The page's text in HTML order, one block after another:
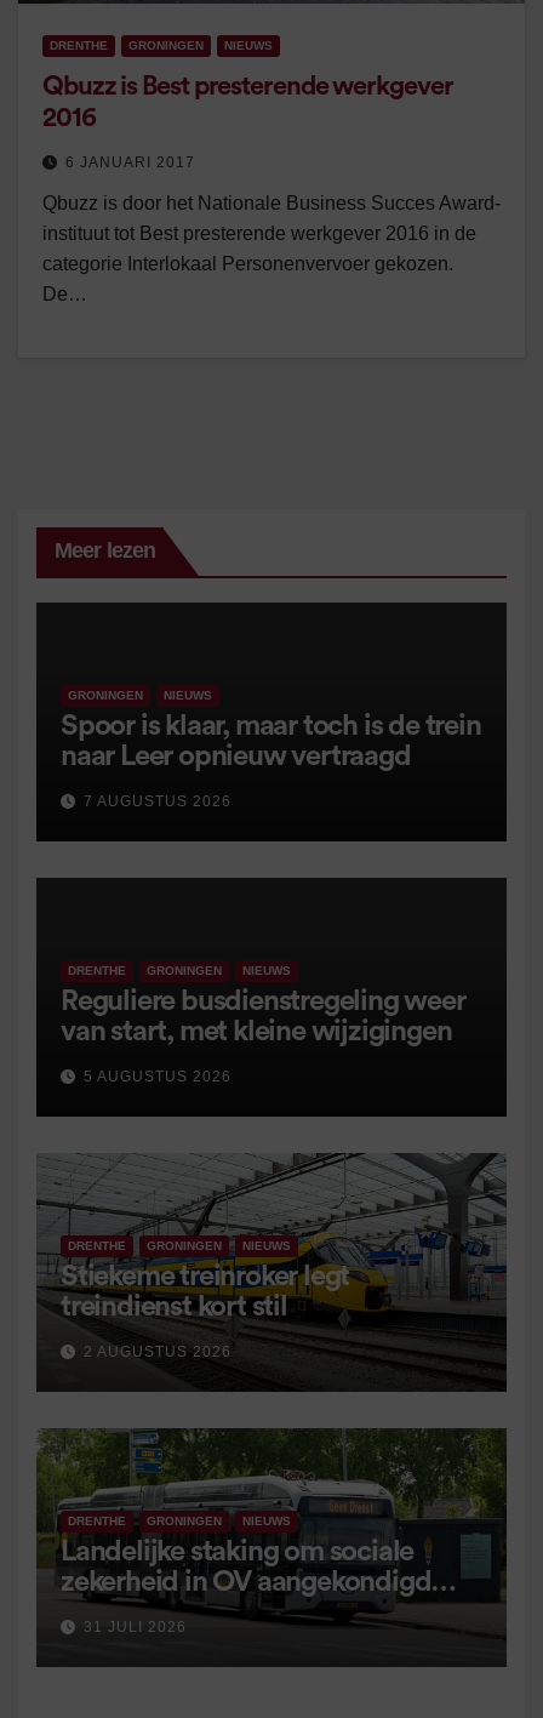
DRENTHE GRONINGEN NIEUWS
Qbuzz is Best presterende werkgever
2016
6 JANUARI 2017
Qbuzz is door het Nationale Business Succes Award-
instituut tot Best presterende werkgever 2016 in de
categorie Interlokaal Personenvervoer gekozen.
De…
Meer lezen
GRONINGEN NIEUWS
Spoor is klaar, maar toch is de trein
naar Leer opnieuw vertraagd
7 AUGUSTUS 2026
DRENTHE GRONINGEN NIEUWS
Reguliere busdienstregeling weer
van start, met kleine wijzigingen
5 AUGUSTUS 2026
DRENTHE GRONINGEN NIEUWS
Stiekeme treinroker legt
treindienst kort stil
2 AUGUSTUS 2026
DRENTHE GRONINGEN NIEUWS
Landelijke staking om sociale
zekerheid in OV aangekondigd
voor 9 september
31 JULI 2026